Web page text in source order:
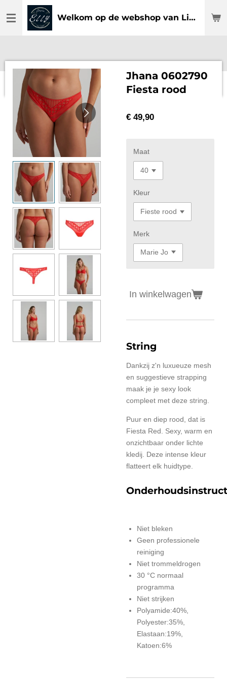
direct
Welkom op de webshop van Lingerie Elly
Jhana 0602790
Fiesta rood
€ 49,90
Maat
Kleur
Merk
In winkelwagen
String
Dankzij z'n luxueuze mesh
en suggestieve strapping
maak je je sexy look
compleet met deze string.
Puur en diep rood, dat is
Fiesta Red. Sexy, warm en
onzichtbaar onder lichte
kledij. Deze intense kleur
flatteert elk huidtype.
Niet bleken
Geen professionele
reiniging
Niet trommeldrogen
30 °C normaal
programma
Niet strijken
Polyamide:40%,
Polyester:35%,
Elastaan:19%,
Katoen:6%